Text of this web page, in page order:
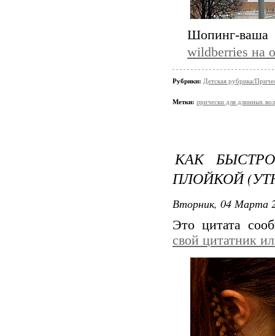
Шопинг-ваша
wildberries на
Рубрики: Детская рубрика/
Метки: прически для длинных
КАК
ПЛОЙКОЙ
Вторник, 04 Марта
Это цитата
свой цитатник